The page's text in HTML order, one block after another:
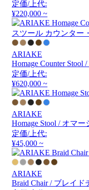
定価/上代:
¥220,000 ~
ARIAKE
Homage Counter
定価/上代:
¥620,000 ~
ARIAKE
Homage Stool / オマ
定価/上代:
¥45,000 ~
ARIAKE
Braid Chair / ブレイド